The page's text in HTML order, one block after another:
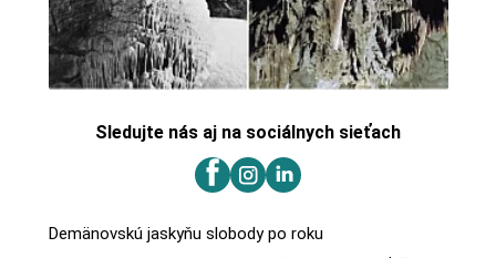
Sledujte nás aj na sociálnych sieťach
Demänovskú jaskyňu slobody po roku